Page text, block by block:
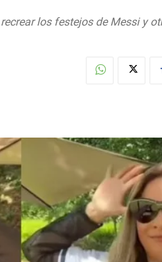
los festejos de Messi y